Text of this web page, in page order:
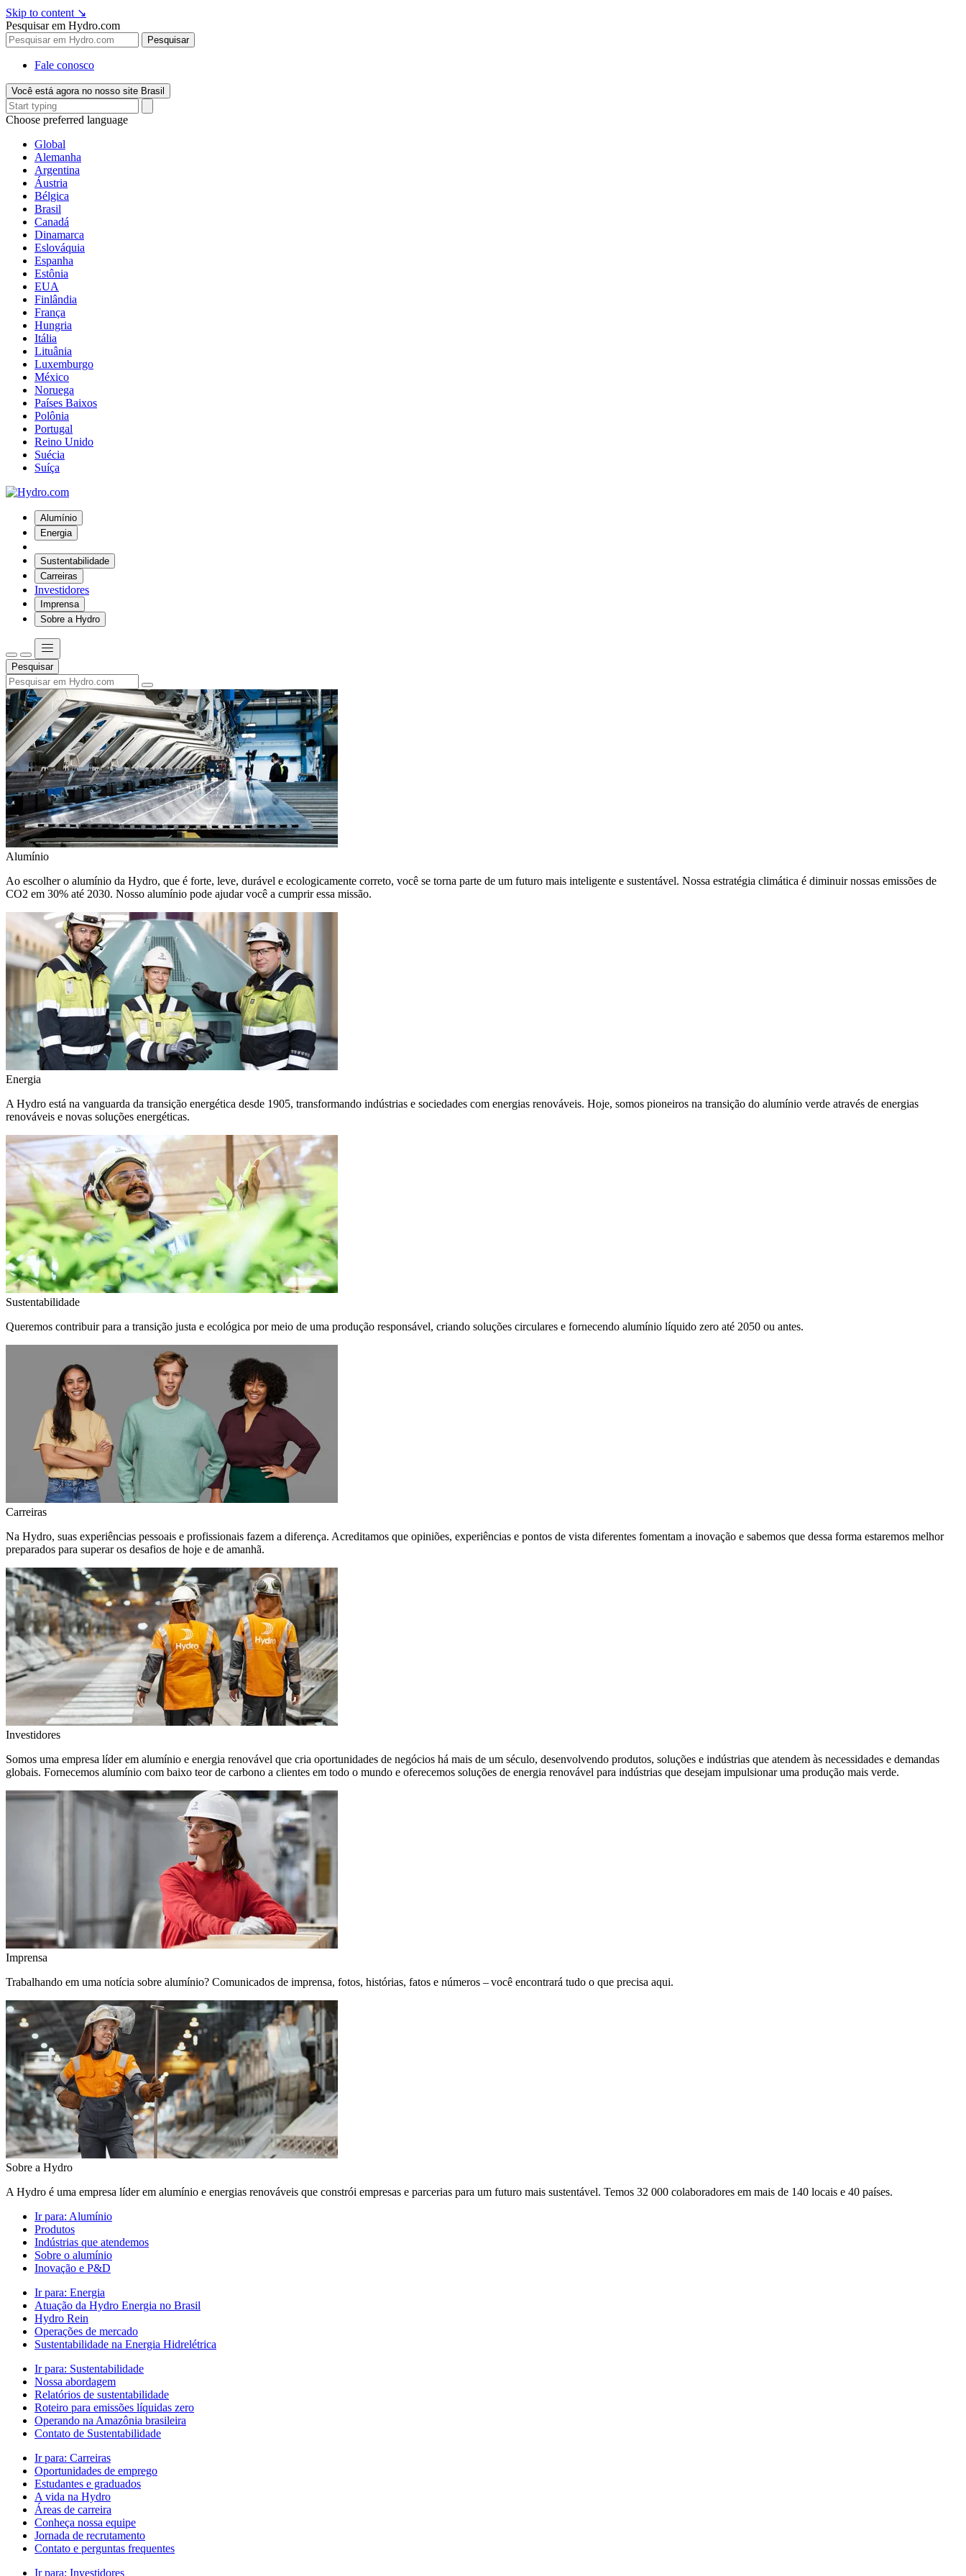
Skip to content ↘
Pesquisar em Hydro.com
Pesquisar
Fale conosco
Você está agora no nosso site Brasil
Choose preferred language
Global
Alemanha
Argentina
Áustria
Bélgica
Brasil
Canadá
Dinamarca
Eslováquia
Espanha
Estônia
EUA
Finlândia
França
Hungria
Itália
Lituânia
Luxemburgo
México
Noruega
Países Baixos
Polônia
Portugal
Reino Unido
Suécia
Suíça
Alumínio
Energia
Sustentabilidade
Carreiras
Investidores
Imprensa
Sobre a Hydro
Pesquisar
Alumínio
Ao escolher o alumínio da Hydro, que é forte, leve, durável e ecologicamente correto, você se torna parte de um futuro mais inteligente e sustentável. Nossa estratégia climática é diminuir nossas emissões de
CO2 em 30% até 2030. Nosso alumínio pode ajudar você a cumprir essa missão.
Energia
A Hydro está na vanguarda da transição energética desde 1905, transformando indústrias e sociedades com energias renováveis. Hoje, somos pioneiros na transição do alumínio verde através de energias
renováveis e novas soluções energéticas.
Sustentabilidade
Queremos contribuir para a transição justa e ecológica por meio de uma produção responsável, criando soluções circulares e fornecendo alumínio líquido zero até 2050 ou antes.
Carreiras
Na Hydro, suas experiências pessoais e profissionais fazem a diferença. Acreditamos que opiniões, experiências e pontos de vista diferentes fomentam a inovação e sabemos que dessa forma estaremos melhor
preparados para superar os desafios de hoje e de amanhã.
Investidores
Somos uma empresa líder em alumínio e energia renovável que cria oportunidades de negócios há mais de um século, desenvolvendo produtos, soluções e indústrias que atendem às necessidades e demandas
globais. Fornecemos alumínio com baixo teor de carbono a clientes em todo o mundo e oferecemos soluções de energia renovável para indústrias que desejam impulsionar uma produção mais verde.
Imprensa
Trabalhando em uma notícia sobre alumínio? Comunicados de imprensa, fotos, histórias, fatos e números – você encontrará tudo o que precisa aqui.
Sobre a Hydro
A Hydro é uma empresa líder em alumínio e energias renováveis que constrói empresas e parcerias para um futuro mais sustentável. Temos 32 000 colaboradores em mais de 140 locais e 40 países.
Ir para: Alumínio
Produtos
Indústrias que atendemos
Sobre o alumínio
Inovação e P&D
Ir para: Energia
Atuação da Hydro Energia no Brasil
Hydro Rein
Operações de mercado
Sustentabilidade na Energia Hidrelétrica
Ir para: Sustentabilidade
Nossa abordagem
Relatórios de sustentabilidade
Roteiro para emissões líquidas zero
Operando na Amazônia brasileira
Contato de Sustentabilidade
Ir para: Carreiras
Oportunidades de emprego
Estudantes e graduados
A vida na Hydro
Áreas de carreira
Conheça nossa equipe
Jornada de recrutamento
Contato e perguntas frequentes
Ir para: Investidores